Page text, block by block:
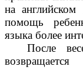
на английском
помощь
языка более
После